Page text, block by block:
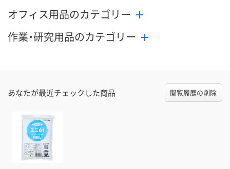
オフィス用品のカテゴリー
作業・研究用品のカテゴリー
あなたが最近チェックした商品 閲覧履歴の削除